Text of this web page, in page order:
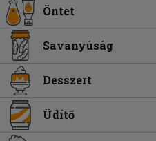
Öntet
Savanyúság
Desszert
Üdítő